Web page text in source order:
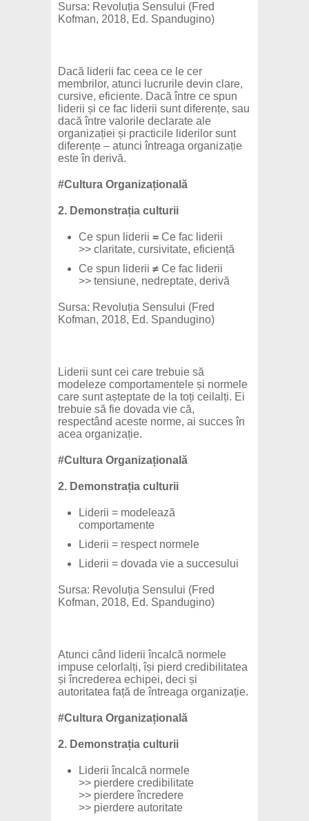
Sursa: Revoluția Sensului (Fred
Kofman, 2018, Ed. Spandugino)
Dacă liderii fac ceea ce le cer
membrilor, atunci lucrurile devin clare,
cursive, eficiente. Dacă între ce spun
liderii și ce fac liderii sunt diferențe, sau
dacă între valorile declarate ale
organizației și practicile liderilor sunt
diferențe – atunci întreaga organizație
este în derivă.
#Cultura Organizațională
2. Demonstrația culturii
Ce spun liderii = Ce fac liderii
>> claritate, cursivitate, eficiență
Ce spun liderii ≠ Ce fac liderii
>> tensiune, nedreptate, derivă
Sursa: Revoluția Sensului (Fred
Kofman, 2018, Ed. Spandugino)
Liderii sunt cei care trebuie să
modeleze comportamentele și normele
care sunt așteptate de la toți ceilalți. Ei
trebuie să fie dovada vie că,
respectând aceste norme, ai succes în
acea organizație.
#Cultura Organizațională
2. Demonstrația culturii
Liderii = modelează
comportamente
Liderii = respect normele
Liderii = dovada vie a succesului
Sursa: Revoluția Sensului (Fred
Kofman, 2018, Ed. Spandugino)
Atunci când liderii încalcă normele
impuse celorlalți, își pierd credibilitatea
și încrederea echipei, deci și
autoritatea față de întreaga organizație.
#Cultura Organizațională
2. Demonstrația culturii
Liderii încalcă normele
>> pierdere credibilitate
>> pierdere încredere
>> pierdere autoritate